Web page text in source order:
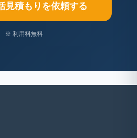
見積もりを依頼する
※ 利用料無料